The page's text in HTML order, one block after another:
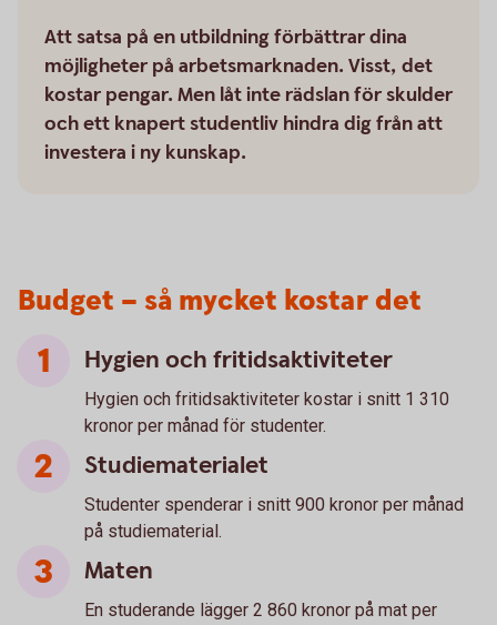
Att satsa på en utbildning förbättrar dina
möjligheter på arbetsmarknaden. Visst, det
kostar pengar. Men låt inte rädslan för skulder
och ett knapert studentliv hindra dig från att
investera i ny kunskap.
Budget – så mycket kostar det
Hygien och fritidsaktiviteter
Hygien och fritidsaktiviteter kostar i snitt 1 310
kronor per månad för studenter.
Studiematerialet
Studenter spenderar i snitt 900 kronor per månad
på studiematerial.
Maten
En studerande lägger 2 860 kronor på mat per